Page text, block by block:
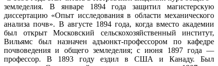
земледелия. В январе 1894 года защитил магистерскую
диссертацию «Опыт исследования в области механического
анализа почв». В августе 1894 года, когда вместо академии
был открыт Московский сельскохозяйственный институт,
Вильямс был назначен адъюнкт-профессором по кафедре
почвоведения и общего земледелия; с июня 1897 года —
профессор. В 1893 году ездил в США и Канаду. Был